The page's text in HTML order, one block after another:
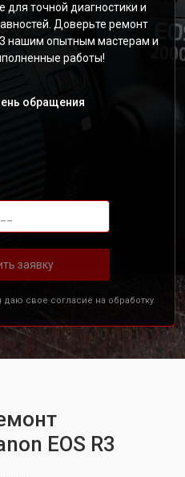
для точной диагностики и
Доверьте ремонт
нашим опытным мастерам и
работы!
обращения
заявку
даю свое согласие на обработку
EOS R3